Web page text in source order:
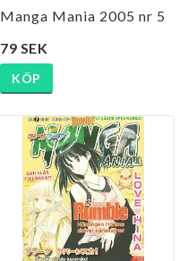
Manga Mania 2005 nr 5
79 SEK
KÖP